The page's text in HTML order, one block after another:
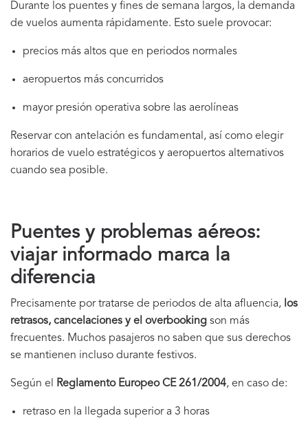
Durante los puentes y fines de semana largos, la demanda
de vuelos aumenta rápidamente. Esto suele provocar:
precios más altos que en periodos normales
aeropuertos más concurridos
mayor presión operativa sobre las aerolíneas
Reservar con antelación es fundamental, así como elegir
horarios de vuelo estratégicos y aeropuertos alternativos
cuando sea posible.
Puentes y problemas aéreos:
viajar informado marca la
diferencia
Precisamente por tratarse de periodos de alta afluencia, los
retrasos, cancelaciones y el overbooking son más
frecuentes. Muchos pasajeros no saben que sus derechos
se mantienen incluso durante festivos.
Según el Reglamento Europeo CE 261/2004, en caso de:
retraso en la llegada superior a 3 horas